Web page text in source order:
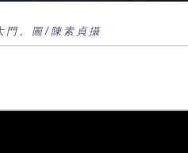
門。圖/陳素貞攝